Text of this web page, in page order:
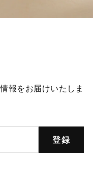
報をお届けいたしま
登録